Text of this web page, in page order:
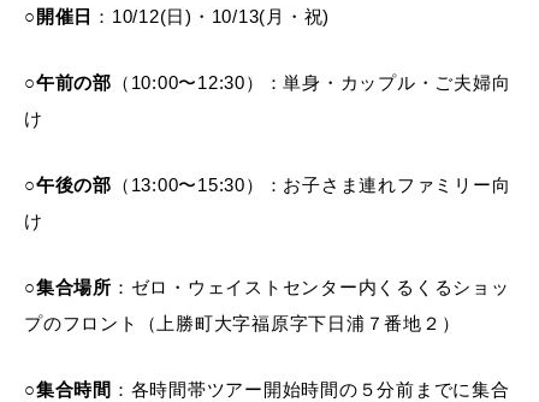
○開催日 ：10/12(日)・10/13(月・祝)
○午前の部 （10:00〜12:30）：単身・カップル・ご夫婦向
け
○午後の部 （13:00〜15:30）：お子さま連れファミリー向
け
○集合場所 ：ゼロ・ウェイストセンター内くるくるショッ
プのフロント（上勝町大字福原字下日浦７番地２）
○集合時間 ：各時間帯ツアー開始時間の５分前までに集合